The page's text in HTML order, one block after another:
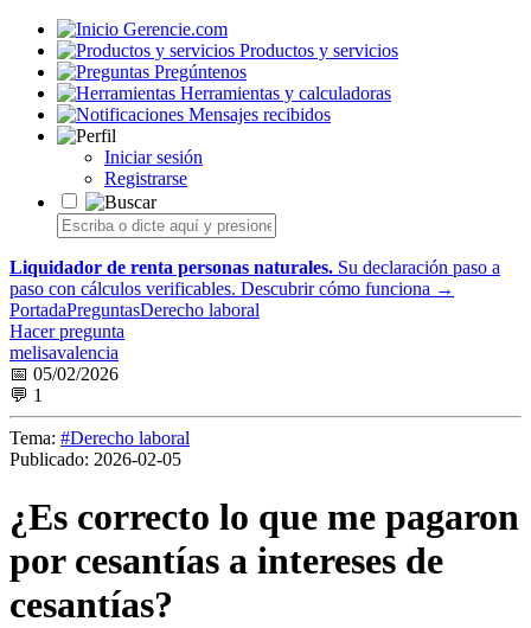
Gerencie.com
Productos y servicios
Pregúntenos
Herramientas y calculadoras
Mensajes recibidos
Iniciar sesión
Registrarse
Liquidador de renta personas naturales. Su declaración paso a
paso con cálculos verificables. Descubrir cómo funciona →
PortadaPreguntasDerecho laboral
Hacer pregunta
melisavalencia
📅 05/02/2026
💬 1
Tema: #Derecho laboral
Publicado: 2026-02-05
¿Es correcto lo que me pagaron
por cesantías a intereses de
cesantías?